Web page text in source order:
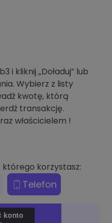
i kliknij „Doładuj” lub
Wybierz z listy
kwotę, którą
transakcję.
właścicielem !
którego korzystasz:
Telefon